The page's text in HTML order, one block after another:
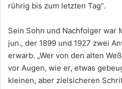
rührig bis zum letzten Tag“.
Sein Sohn und Nachfolger war
jun., der 1899 und 1927 zwei
erwarb. „Wer von den alten
vor Augen, wie er, etwas
kleinen, aber zielsicheren